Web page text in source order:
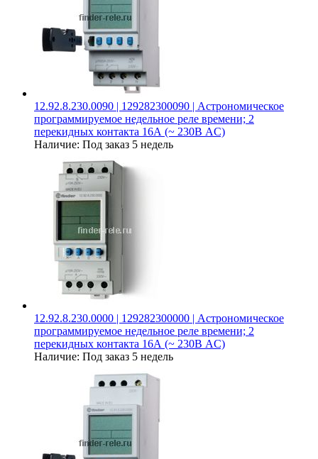
12.92.8.230.0090 | 129282300090 | Астрономическое
программируемое недельное реле времени; 2
перекидных контакта 16А (~ 230В AC)
Наличие: Под заказ 5 недель
12.92.8.230.0000 | 129282300000 | Астрономическое
программируемое недельное реле времени; 2
перекидных контакта 16А (~ 230В AC)
Наличие: Под заказ 5 недель